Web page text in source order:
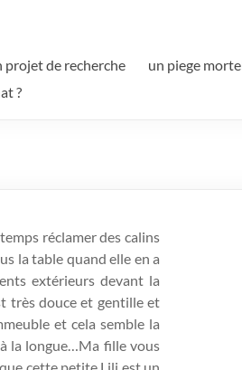
projet de recherche
un piege
?
réclamer des calins
la table quand elle en a
extérieurs devant la
très douce et gentille et
et cela semble la
à la longue…Ma fille vous